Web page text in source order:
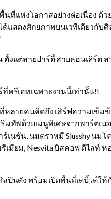
แห่งโอกาสอย่างต่อเนื่อง ด้วย
แสดงศักยภาพบนเวทีเดียวกับ
ตั้งแต่สายปาร์ตี้ สายคอนเสิร์ต
ครีเอทเฉพาะงานนี้เท่านั้น!!
หลายคนคิดถึง เสิร์ฟความเข้ม
ทัพด้วยเมนูพิเศษจากพาร์ตเน
เนชัน, นมตราหมี Slusshy นมโ
เมียม, Nesvita บิสคอฟ ดีไลท์
ปินดัง พร้อมเปิดพื้นที่เดบิ้วต์ให้